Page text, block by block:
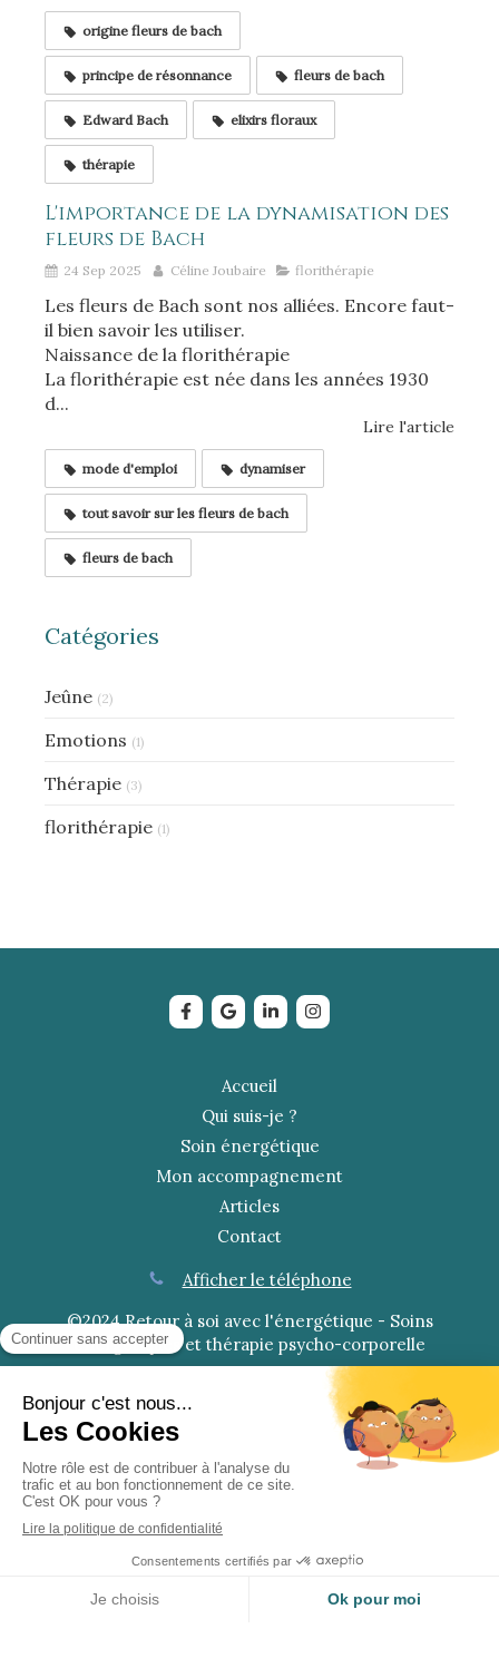
origine fleurs de bach
principe de résonnance fleurs de bach
Edward Bach elixirs floraux
thérapie
L'importance de la dynamisation des
fleurs de Bach
24 Sep 2025 Céline Joubaire florithérapie
Les fleurs de Bach sont nos alliées. Encore faut-
il bien savoir les utiliser.
Naissance de la florithérapie
La florithérapie est née dans les années 1930
d...
Lire l'article
mode d'emploi dynamiser
tout savoir sur les fleurs de bach
fleurs de bach
Catégories
Jeûne (2)
Emotions (1)
Thérapie (3)
florithérapie (1)
Accueil
Qui suis-je ?
Soin énergétique
Mon accompagnement
Articles
Contact
Afficher le téléphone
©2024 Retour à soi avec l'énergétique - Soins
énergétiques et thérapie psycho-corporelle
Mentions légales
Création et référencement du site par Simplébo